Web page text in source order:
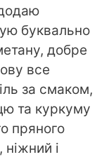
буквально
добре
все
за смаком,
та куркуму
пряного
і